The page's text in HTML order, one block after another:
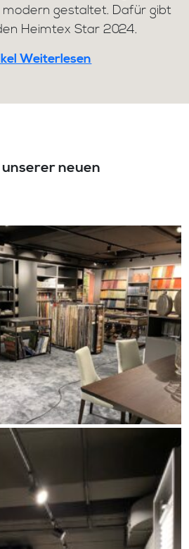
modern gestaltet. Dafür gibt
Heimtex Star 2024.
Weiterlesen
neuen